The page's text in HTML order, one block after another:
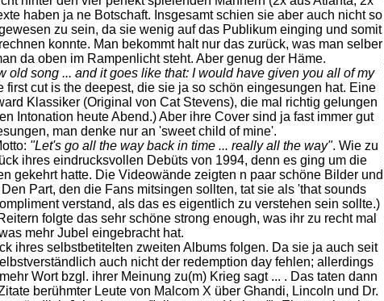
haben ja ne Botschaft. Insgesamt schien sie aber auch nicht so
zu sein, da sie wenig auf das Publikum einging und somit
konnte. Man bekommt halt nur das zurück, was man selber
da oben im Rampenlicht steht. Aber genug der Häme.
old song ... and it goes like that: I would have given you all of my
cut is the deepest, die sie ja so schön eingesungen hat. Eine
Klassiker (Original von Cat Stevens), die mal richtig gelungen
Intonation heute Abend.) Aber ihre Cover sind ja fast immer gut
man denke nur an 'sweet child of mine'.
"Let's go all the way back in time ... really all the way". Wie zu
ihres eindrucksvollen Debüts von 1994, denn es ging um die
gekehrt hatte. Die Videowände zeigten n paar schöne Bilder und
Part, den die Fans mitsingen sollten, tat sie als 'that sounds
verstand, als das es eigentlich zu verstehen sein sollte.)
folgte das sehr schöne strong enough, was ihr zu recht mal
mehr Jubel eingebracht hat.
ihres selbstbetitelten zweiten Albums folgen. Da sie ja auch seit
auch nicht der redemption day fehlen; allerdings
Wort bzgl. ihrer Meinung zu(m) Krieg sagt ... . Das taten dann
berühmter Leute von Malcom X über Ghandi, Lincoln und Dr.